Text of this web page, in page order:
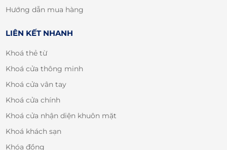
Hướng dẫn mua hàng
LIÊN KẾT NHANH
Khoá thẻ từ
Khoá cửa thông minh
Khoá cửa vân tay
Khoá cửa chính
Khoá cửa nhận diện khuôn mặt
Khoá khách sạn
Khóa đồng